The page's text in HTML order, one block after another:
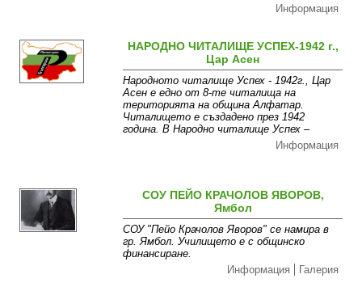
Информация
НАРОДНО ЧИТАЛИЩЕ УСПЕХ-1942 г.,
Цар Асен
Народното читалище Успех - 1942г., Цар
Асен е едно от 8-те читалища на
територията на община Алфатар.
Читалището е създадено през 1942
година. В Народно читалище Успех –
Информация
СОУ ПЕЙО КРАЧОЛОВ ЯВОРОВ,
Ямбол
СОУ "Пейо Крачолов Яворов" се намира в
гр. Ямбол. Училището е с общинско
финансиране.
Информация
Галерия